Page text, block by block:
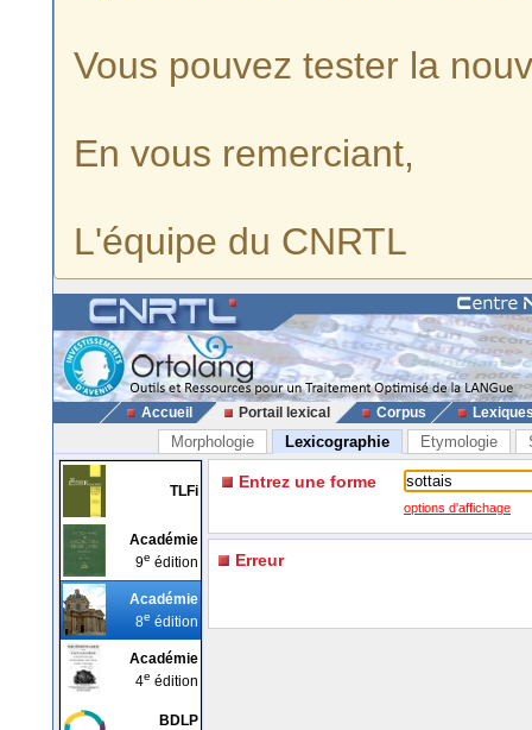
Vous pouvez tester la
En vous remerciant,
L'équipe du CNRTL
Accueil Portail lexical Corpus
Morphologie Lexicographie Etymologie
TLFi
Académie
9e édition
Académie
8e édition
Académie
4e édition
BDLP
Entrez une forme
options d'affichage
Erreur